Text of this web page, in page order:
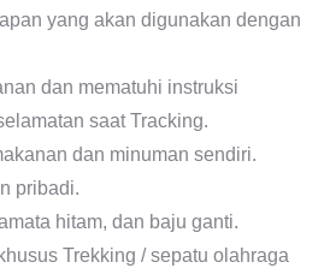
yang akan digunakan dengan
dan mematuhi instruksi
saat Tracking.
dan minuman sendiri.
pribadi.
hitam, dan baju ganti.
Trekking / sepatu olahraga